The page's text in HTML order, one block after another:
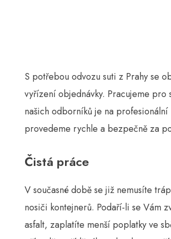
S potřebou odvozu suti z Prahyse
vyřízení objednávky. Pracujeme pro
našich odborníků je na
provedeme rychle a bezpečně za
Čistá práce
V současné době se již nemusíte
nosiči kontejnerů. Podaří-li se Vám
asfalt, zaplatíte menší poplatky ve